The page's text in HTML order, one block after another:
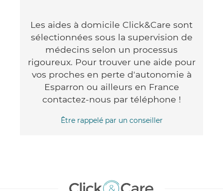
Les aides à domicile Click&Care sont
sélectionnées sous la supervision de
médecins selon un processus
rigoureux. Pour trouver une aide pour
vos proches en perte d'autonomie à
Esparron ou ailleurs en France
contactez-nous par téléphone !
Être rappelé par un conseiller